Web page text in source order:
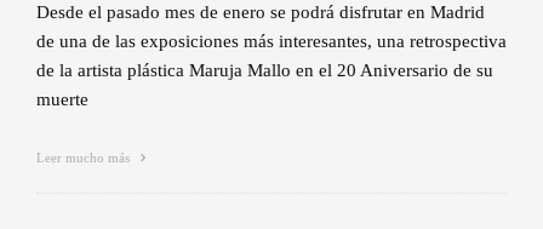
Desde el pasado mes de enero se podrá disfrutar en Madrid
de una de las exposiciones más interesantes, una retrospectiva
de la artista plástica Maruja Mallo en el 20 Aniversario de su
muerte
Leer mucho más